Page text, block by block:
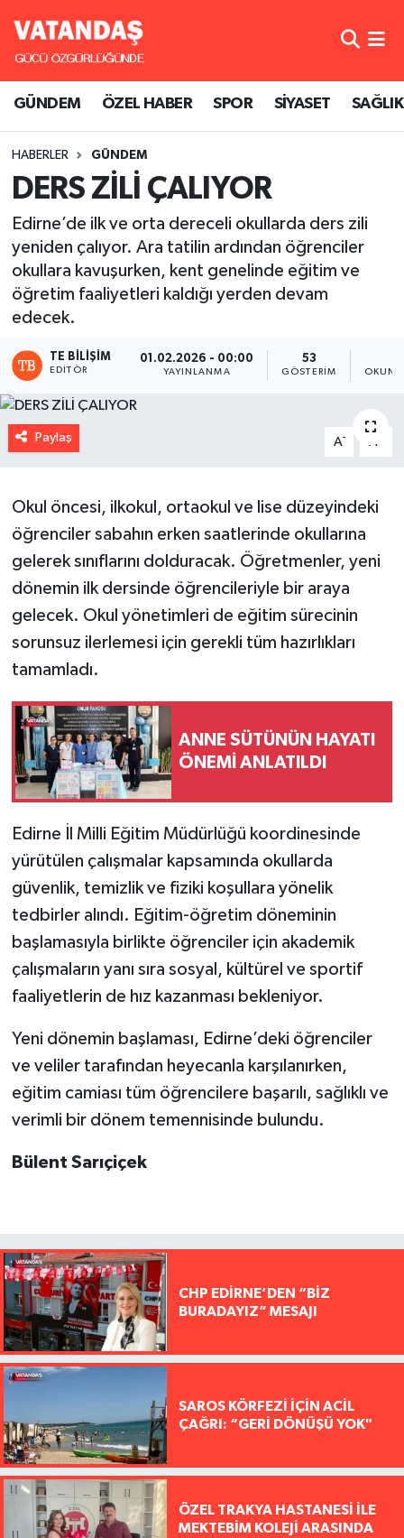
GÜNDEM ÖZEL HABER SPOR SİYASET SAĞLIK
HABERLER GÜNDEM
DERS ZİLİ ÇALIYOR
Edirne’de ilk ve orta dereceli okullarda ders zili
yeniden çalıyor. Ara tatilin ardından öğrenciler
okullara kavuşurken, kent genelinde eğitim ve
öğretim faaliyetleri kaldığı yerden devam
edecek.
TE BILIŞIM
EDITÖR
01.02.2026 - 00:00
YAYINLANMA
53
GÖSTERIM
Paylaş A- A
Okul öncesi, ilkokul, ortaokul ve lise düzeyindeki
öğrenciler sabahın erken saatlerinde okullarına
gelerek sınıflarını dolduracak. Öğretmenler, yeni
dönemin ilk dersinde öğrencileriyle bir araya
gelecek. Okul yönetimleri de eğitim sürecinin
sorunsuz ilerlemesi için gerekli tüm hazırlıkları
tamamladı.
ANNE SÜTÜNÜN HAYATI
ÖNEMİ ANLATILDI
Edirne İl Milli Eğitim Müdürlüğü koordinesinde
yürütülen çalışmalar kapsamında okullarda
güvenlik, temizlik ve fiziki koşullara yönelik
tedbirler alındı. Eğitim-öğretim döneminin
başlamasıyla birlikte öğrenciler için akademik
çalışmaların yanı sıra sosyal, kültürel ve sportif
faaliyetlerin de hız kazanması bekleniyor.
Yeni dönemin başlaması, Edirne’deki öğrenciler
ve veliler tarafından heyecanla karşılanırken,
eğitim camiası tüm öğrencilere başarılı, sağlıklı ve
verimli bir dönem temennisinde bulundu.
Bülent Sarıçiçek
CHP EDİRNE’DEN “BİZ
BURADAYIZ” MESAJI
SAROS KÖRFEZİ İÇİN ACİL
ÇAĞRI: “GERİ DÖNÜŞÜ YOK"
ÖZEL TRAKYA HASTANESİ İLE
MEKTEBİM KOLEJİ ARASINDA
GÜNDEM
SPOR
SAĞLIK
Hava Durumu
Süper Lig Puan Durumu ve Fikstür
Tüm Manşetler
Son Dakika Haberleri
Haber Arşivi